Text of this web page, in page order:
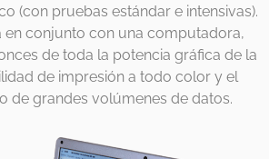
(con pruebas estándar e intensivas).
en conjunto con una computadora,
de toda la potencia gráfica de la
de impresión a todo color y el
de grandes volúmenes de datos.